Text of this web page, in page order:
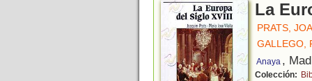
La
PRATS,
GALLEGO,
Anaya ,
Colección: